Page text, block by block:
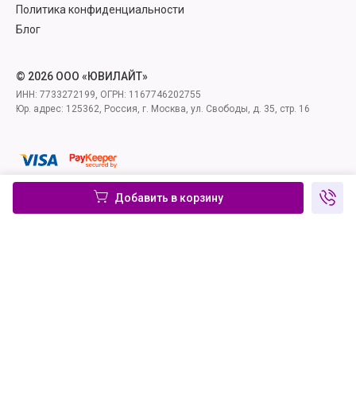
Добавить в корзину
Политика конфиденциальности
Блог
© 2026 ООО «ЮВИЛАЙТ»
ИНН: 7733272199, ОГРН: 1167746202755
Юр. адрес: 125362, Россия, г. Москва, ул. Свободы, д. 35, стр. 16